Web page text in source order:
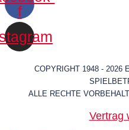
f
COPYRIGHT 1948 - 2026
ALLE RECHTE
Vertrag